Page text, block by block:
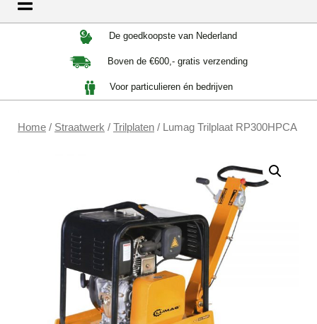
De goedkoopste van Nederland
Boven de €600,- gratis verzending
Voor particulieren én bedrijven
Home / Straatwerk / Trilplaten / Lumag Trilplaat RP300HPCA